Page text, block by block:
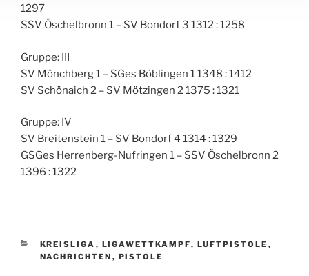
1297
SSV Öschelbronn 1 – SV Bondorf 3 1312 : 1258
Gruppe: III
SV Mönchberg 1 – SGes Böblingen 1 1348 : 1412
SV Schönaich 2 – SV Mötzingen 2 1375 : 1321
Gruppe: IV
SV Breitenstein 1 – SV Bondorf 4 1314 : 1329
GSGes Herrenberg-Nufringen 1 – SSV Öschelbronn 2
1396 : 1322
KATEGORIEN
KREISLIGA , LIGAWETTKAMPF, LUFTPISTOLE ,
NACHRICHTEN , PISTOLE